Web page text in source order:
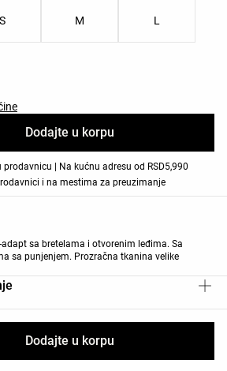
S M L
Dodajte u korpu
Dodajte u korpu
prodavnicu | Na kućnu adresu od RSD5,990
i na mestima za preuzimanje
sa bretelama i otvorenim leđima. Sa
sa punjenjem. Prozračna tkanina velike